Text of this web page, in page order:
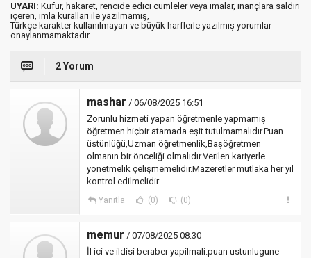
UYARI: Küfür, hakaret, rencide edici cümleler veya imalar, inançlara saldırı
içeren, imla kuralları ile yazılmamış,
Türkçe karakter kullanılmayan ve büyük harflerle yazılmış yorumlar
onaylanmamaktadır.
2 Yorum
mashar / 06/08/2025 16:51
Zorunlu hizmeti yapan öğretmenle yapmamış
öğretmen hiçbir atamada eşit tutulmamalıdır.Puan
üstünlüğü,Uzman öğretmenlik,Başöğretmen
olmanın bir önceliği olmalıdır.Verilen kariyerle
yönetmelik çelişmemelidir.Mazeretler mutlaka her yıl
kontrol edilmelidir.
Yanıtla (0) (0)
memur / 07/08/2025 08:30
İl ici ve ildisi beraber yapilmali.puan ustunlugune